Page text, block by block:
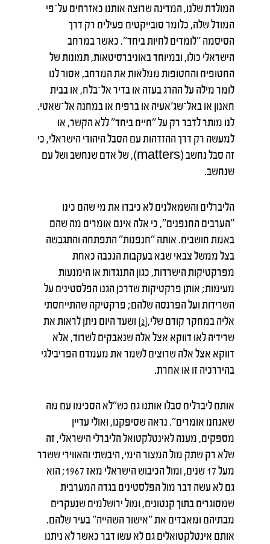
המולדת שלנו, המדינה שרוצה אותנו כאזרחים על־פי
המודל שלה, כלומר סובייקטים פעילים רק דרך
הסיסמה ״לומדים לחיות ביחד״. כאשר במרחב
הישראלי כולו, ובמיוחד באוניברסיטאות, תמונות של
החטופים והחטופות ממלאות את המרחב, אסור לנו
לומר מילה על ההרג בעזה או בדיר אל־בלח, או בבית
חאנון או באל־שג׳אעיה או ברפיח או במחנה אל־שאטי.
לנו מותר לדבר רק על ״חיים ביחד״ ללא הקשר, או
למעשה רק דרך ההזדהות עם הסבל היהודי הישראלי, כי
זה סבל נחשב (matters), של אדם שנחשב ושל עם
שנחשב.
הליברלים והשמאלנים לא כיבדו את מי שהם כינו
״הערבים החנפנים״, כי אלה אינם אומרים מה שהם
באמת חושבים. אותה ״חנפנות״ התפתחה והתגבשה
בצל ממשל צבאי שבא בעקבות הנכבה כאחת
מפרקטיקות הישרדות, כגון התנגדות או הימנעות
מעימות; אותן פרקטיקות שדרכן הגנו הפלסטינים על
השרידות ועל הפרנסה שלהם; פרקטיקה שהתייחסתי
אליה במחקר קודם שלי,[2]
ושעד היום ניתן לראות את
שרידיה לאו דווקא אצל אלה שנאבקים לשרוד, אלא
דווקא אצל אלה שרוצים לשמר את מעמדם הפריבילגי
בהיררכיה זו או אחרת.
אותם ליברלים סבלו אותנו גם כש״לא הסכימו עם מה
שאנחנו אומרים״. נראה שסיפקנו, ואולי עדיין
מספקים, מענה לאינטלקטואל הליברלי הישראלי, זה
שלא רק שתק מול המצור הימי, היבשתי והאווירי ששרר
מעל 17 שנים, ומול הכיבוש הישראלי מאז 1967; הוא
גם לא עשה דבר מול הפלסטינים בגדה המערבית
שמסוגרים בתוך קנטונים, ומול ירושלמים שנעקרים
מבתיהם ומאבדים את "אישור השהייה״ בעיר שלהם.
אותם אינטלקטואלים גם לא עשו דבר כאשר לא ניתנו